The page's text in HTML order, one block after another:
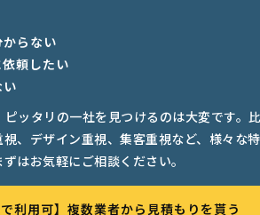
らない
頼したい
ッタリの一社を見つけるのは大変です。
、デザイン重視、集客重視など、様々な
はお気軽にご相談ください。
で利用可】複数業者から見積もりを貰う